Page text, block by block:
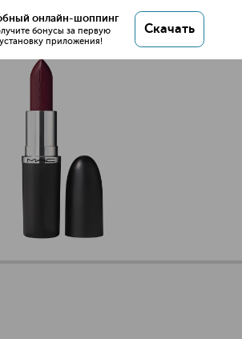
онлайн-шоппинг
бонусы за первую
установку приложения!
Скачать
SLEEK SATIN LIPSTICK
купить в интернет магазине ИЛЬ
LIPSTICK Губная помада